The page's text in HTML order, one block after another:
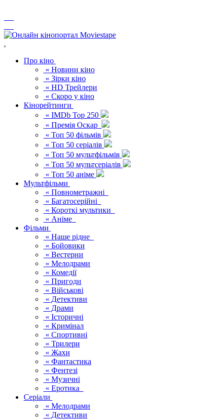
,
Про кіно
« Новини кіно
« Зірки кіно
« HD Трейлери
« Скоро у кіно
Кінорейтинги
« IMDb Top 250
« Премія Оскар
« Топ 50 фільмів
« Топ 50 серіалів
« Топ 50 мультфільмів
« Топ 50 мультсеріалів
« Топ 50 аніме
Мультфільми
« Повнометражні
« Багатосерійні
« Короткі мультики
« Аніме
Фільми
« Наше рідне
« Бойовики
« Вестерни
« Мелодрами
« Комедії
« Пригоди
« Військові
« Детективи
« Драми
« Історичні
« Кримінал
« Спортивні
« Трилери
« Жахи
« Фантастика
« Фентезі
« Музичні
« Еротика
Серіали
« Мелодрами
« Детективи